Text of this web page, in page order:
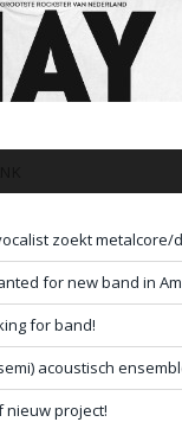
zoekt metalcore/
for new band in
for band!
acoustisch
nieuw project!